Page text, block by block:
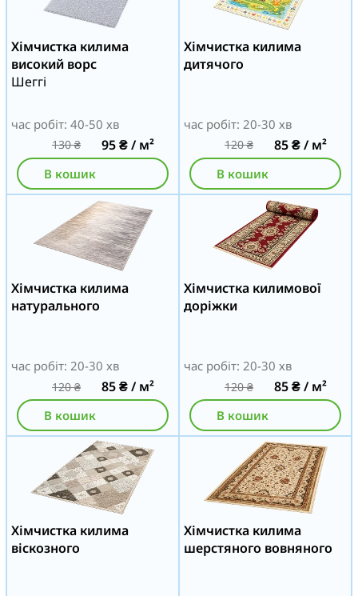
Хімчистка килима
високий ворс
Шеггі
час робіт: 40-50 хв
130₴ 95₴/ м²
В кошик
Хімчистка килима
дитячого
час робіт: 20-30 хв
120₴ 85₴/ м²
В кошик
Хімчистка килима
натурального
час робіт: 20-30 хв
120₴ 85₴/ м²
В кошик
Хімчистка килимової
доріжки
час робіт: 20-30 хв
120₴ 85₴/ м²
В кошик
Хімчистка килима
віскозного
Хімчистка килима
шерстяного вовняного